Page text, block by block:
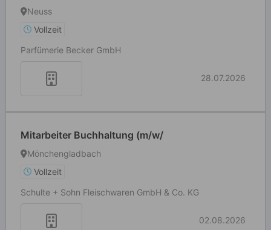
Neuss
Vollzeit
Parfümerie Becker GmbH
28.07.2026
Mitarbeiter Buchhaltung (m/w/
Mönchengladbach
Vollzeit
Schulte + Sohn Fleischwaren GmbH & Co. KG
02.08.2026